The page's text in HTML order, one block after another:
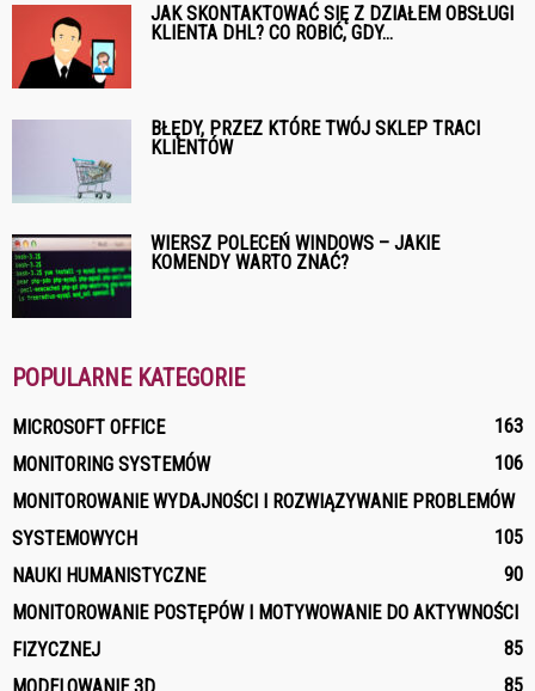
JAK SKONTAKTOWAĆ SIĘ Z DZIAŁEM OBSŁUGI
KLIENTA DHL? CO ROBIĆ, GDY...
BŁĘDY, PRZEZ KTÓRE TWÓJ SKLEP TRACI
KLIENTÓW
WIERSZ POLECEŃ WINDOWS – JAKIE
KOMENDY WARTO ZNAĆ?
POPULARNE KATEGORIE
MICROSOFT OFFICE
163
MONITORING SYSTEMÓW
106
MONITOROWANIE WYDAJNOŚCI I ROZWIĄZYWANIE PROBLEMÓW
SYSTEMOWYCH
105
NAUKI HUMANISTYCZNE
90
MONITOROWANIE POSTĘPÓW I MOTYWOWANIE DO AKTYWNOŚCI
FIZYCZNEJ
85
MODELOWANIE 3D
85